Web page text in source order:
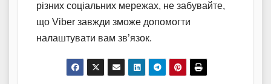
різних соціальних мережах, не забувайте,
що Viber завжди зможе допомогти
налаштувати вам зв’язок.